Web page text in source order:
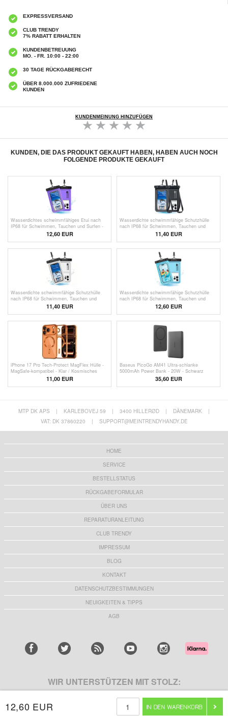
EXPRESSVERSAND
CLUB TRENDY
7% RABATT ERHALTEN
KUNDENBETREUUNG
MO. - FR. 10:00 - 22:00
30 TAGE RÜCKGABERECHT
ÜBER 8.000.000 ZUFRIEDENE
KUNDEN
KUNDENMEINUNG HINZUFÜGEN
KUNDEN, DIE DAS PRODUKT GEKAUFT HABEN, HABEN AUCH NOCH
FOLGENDE PRODUKTE GEKAUFT
Wasserdichtes schwimmfähiges Etui nach
IP68 für Schwimmen, Tauchen und Surfen -
12,60 EUR
Wasserdichte schwimmfähige Schutzhülle
nach IP68 für Schwimmen, Tauchen und
Surfen - Schwarz11,40 EUR
Wasserdichte schwimmfähige Schutzhülle
nach IP68 für Schwimmen, Tauchen und
11,40 EUR
Wasserdichte schwimmfähige Schutzhülle
nach IP68 für Schwimmen, Tauchen und
12,60 EUR
iPhone 17 Pro Tech-Protect MagFlex Hülle -
MagSafe-kompatibel - Klar / Kosmisches
11,00 EUR
Baseus PicoGo AM41 Ultra-schlanke
5000mAh Power Bank - 20W - Schwarz
35,60 EUR
12,60 EUR
MTP DK APS | KARLEBOVEJ 59 | 3400 HILLERØD | DÄNEMARK
|
VAT: DK 37860220
| SUPPORT@MEINTRENDYHANDY.DE
HOME
SERVICE
BESTELLSTATUS
RÜCKGABEFORMULAR
ÜBER UNS
REPARATURANLEITUNG
CLUB TRENDY
IMPRESSUM
BLOG
KONTAKT
DATENSCHUTZBESTIMMUNGEN
NEUIGKEITEN & TIPPS
AGB
WIR UNTERSTÜTZEN MIT STOLZ: